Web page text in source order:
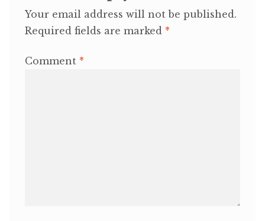
Your email address will not be published.
Required fields are marked *
Comment *